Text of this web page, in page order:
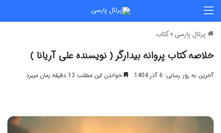
پرتال پارسی »کتاب
خلاصه کتاب پروانه بیدارگر ( نویسنده علی آریانا )
آخرین به روز رسانی: 6 آذر 1404 خواندن این مطلب 13 دقیقه زمان میبرد